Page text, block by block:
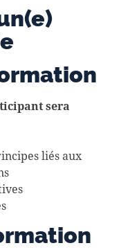
sera
liés aux